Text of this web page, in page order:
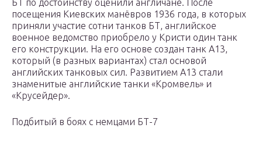
БТ по достоинству оценили англичане. После
посещения Киевских манёвров 1936 года, в которых
приняли участие сотни танков БТ, английское
военное ведомство приобрело у Кристи один танк
его конструкции. На его основе создан танк A13,
который (в разных вариантах) стал основой
английских танковых сил. Развитием A13 стали
знаменитые английские танки «Кромвель» и
«Крусейдер».
Подбитый в боях с немцами БТ-7